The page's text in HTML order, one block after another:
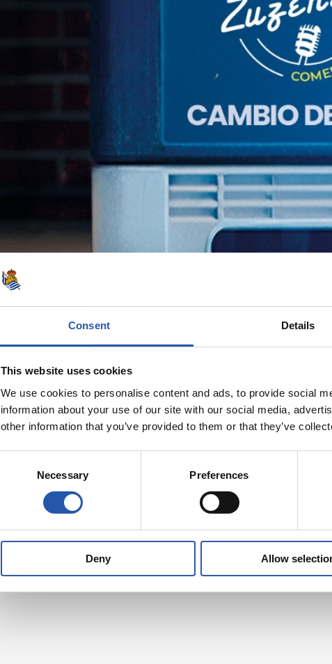
Consent Details
This website uses cookies
We use cookies to personalise content and ads, to provide social
information about your use of our site with our social media,
other information that you’ve provided to them or that they’ve
Necessary Preferences
Deny Allow